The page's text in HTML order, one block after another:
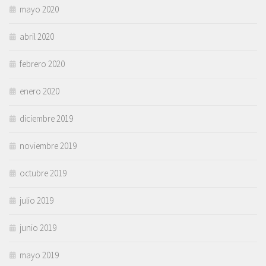
mayo 2020
abril 2020
febrero 2020
enero 2020
diciembre 2019
noviembre 2019
octubre 2019
julio 2019
junio 2019
mayo 2019